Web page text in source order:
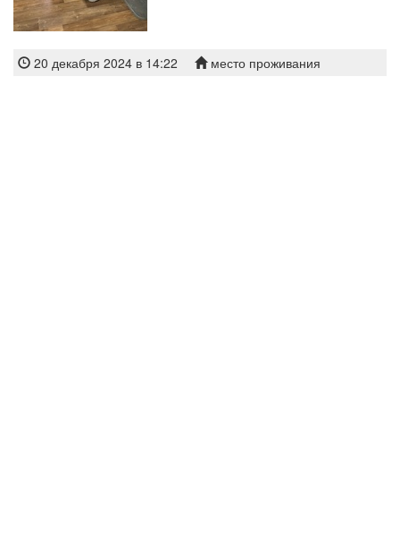
20 декабря 2024 в 14:22 место проживания